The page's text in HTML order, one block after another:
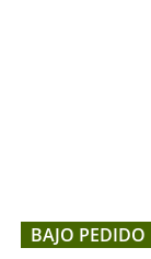
BAJO PEDIDO